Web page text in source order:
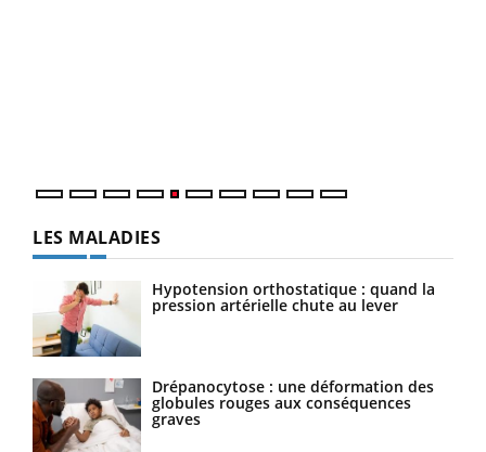
LES MALADIES
Hypotension orthostatique : quand la
pression artérielle chute au lever
Drépanocytose : une déformation des
globules rouges aux conséquences
graves